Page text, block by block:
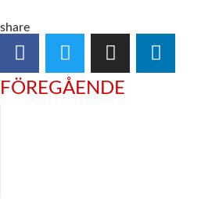
share
FÖREGÅENDE